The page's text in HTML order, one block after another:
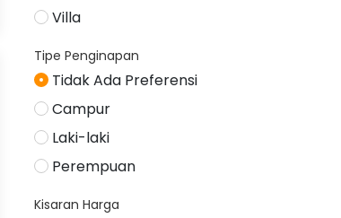
Villa
Tipe Penginapan
Tidak Ada Preferensi
Campur
Laki-laki
Perempuan
Kisaran Harga